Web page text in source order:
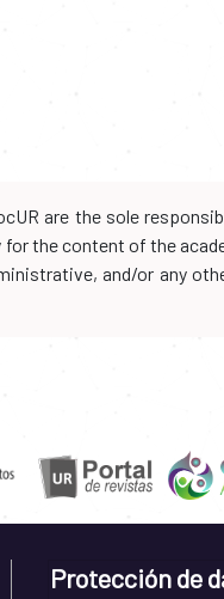
are the sole
the content of the
and/or any
Protección de